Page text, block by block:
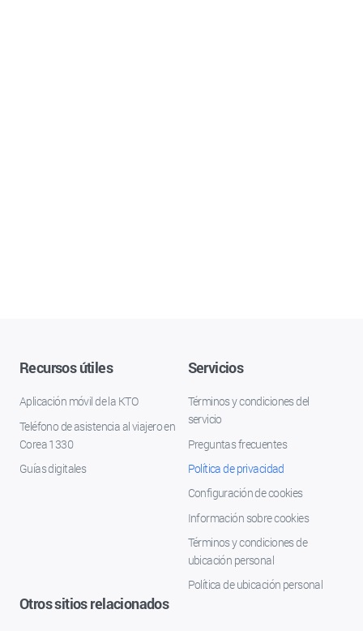
Recursos útiles
Aplicación móvil de la KTO
Teléfono de asistencia al viajero en
Corea 1330
Guías digitales
Servicios
Términos y condiciones del
servicio
Preguntas frecuentes
Política de privacidad
Configuración de cookies
Información sobre cookies
Términos y condiciones de
ubicación personal
Política de ubicación personal
Otros sitios relacionados